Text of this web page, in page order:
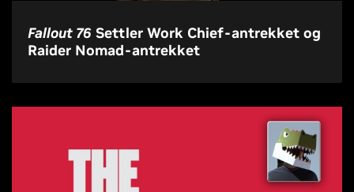
Fallout 76 Settler Work Chief-antrekket og
Raider Nomad-antrekket